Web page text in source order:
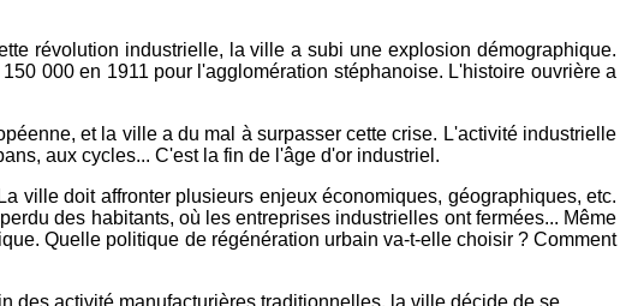
révolution industrielle, la ville a subi une explosion démographique.
000 en 1911 pour l'agglomération stéphanoise. L'histoire ouvrière a
et la ville a du mal à surpasser cette crise. L'activité industrielle
aux cycles... C'est la fin de l'âge d'or industriel.
ville doit affronter plusieurs enjeux économiques, géographiques, etc.
des habitants, où les entreprises industrielles ont fermées... Même
Quelle politique de régénération urbain va-t-elle choisir ? Comment